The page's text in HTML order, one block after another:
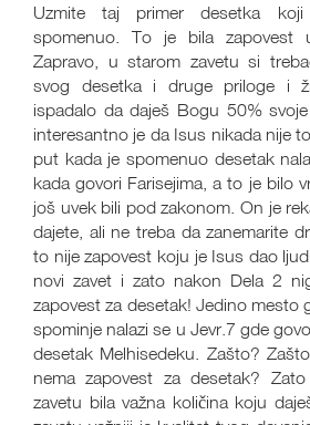
Uzmite taj primer desetka
spomenuo. To je bila zapovest
Zapravo, u starom zavetu si
svog desetka i druge priloge i
ispadalo da daješ Bogu 50%
interesantno je da Isus nikada nije
put kada je spomenuo desetak
kada govori Farisejima, a to je bilo
još uvek bili pod zakonom. On je
dajete, ali ne treba da zanemarite
to nije zapovest koju je Isus dao
novi zavet i zato nakon Dela 2
zapovest za desetak! Jedino mesto
spominje nalazi se u Jevr.7 gde
desetak Melhisedeku. Zašto?
nema zapovest za desetak?
zavetu bila važna količina koju